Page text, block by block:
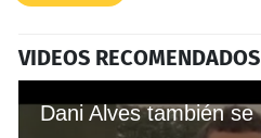
VIDEOS RECOMENDADOS